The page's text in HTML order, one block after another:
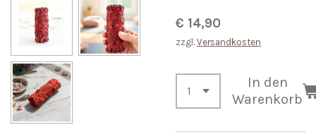
€ 14,90
zzgl. Versandkosten
In den
Warenkorb